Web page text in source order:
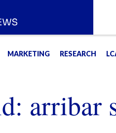
MARKETING RESEARCH
arribar